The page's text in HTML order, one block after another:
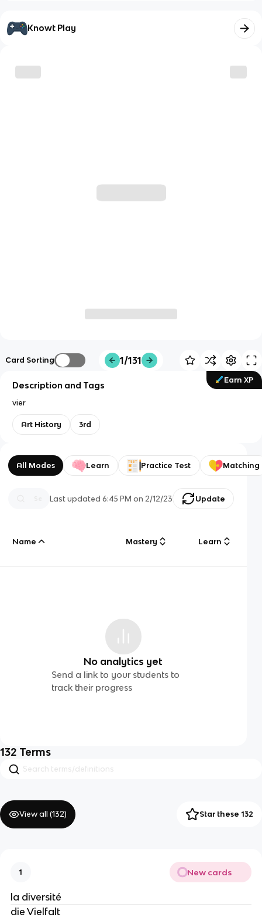
Knowt Play
Card Sorting 1/131
Earn XP
Description and Tags
vier
Art History 3rd
All Modes Learn Practice Test Matching
Last updated6:45 PM on 2/12/23 Update
Name Mastery Learn
No analytics yet
Send a link to your students to
track their progress
132 Terms
View all (132) Star these 132
1 New cards
la diversité
die Vielfalt